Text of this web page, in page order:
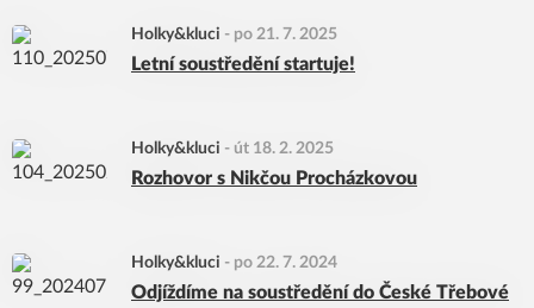
Holky&kluci - po 21. 7. 2025
Letní soustředění startuje!
Holky&kluci - út 18. 2. 2025
Rozhovor s Nikčou Procházkovou
Holky&kluci - po 22. 7. 2024
Odjíždíme na soustředění do České Třebové